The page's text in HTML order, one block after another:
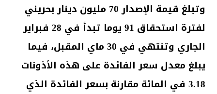
وتبلغ قيمة الإصدار 70 مليون دينار بحريني
لفترة استحقاق 91 يوما تبدأ في 28 فبراير
الجاري وتنتهي في 30 ماي المقبل، فيما
يبلغ معدل سعر الفائدة على هذه الأذونات
3.18 في المائة مقارنة بسعر الفائدة الذي